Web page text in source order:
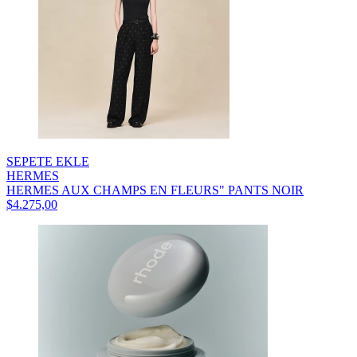
SEPETE EKLE
HERMES
HERMES AUX CHAMPS EN FLEURS" PANTS NOIR
$4.275,00